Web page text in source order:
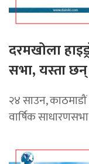
दरमखोला
सभा, यस्ता
२४ साउन, काठमाडौं
वार्षिक